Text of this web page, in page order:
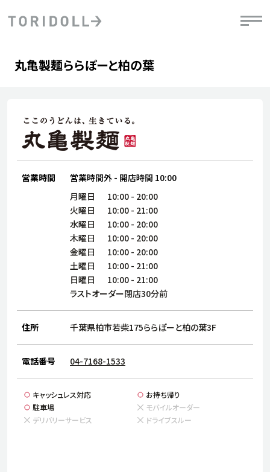
会社情報
株主・投資家情報
サステナビリティ
ブランド
店舗検索
店舗一覧
採用情報
よくある質問・お問い合わせ
日本語 English 简体中文
PRニュース
中長期経営計画
デジタルトランス
フォーメーション戦略
DXビジョン2028
ライブラリ
粟田社長が語る
トリドールのサステナビリティ
ステークホルダーとの
丸亀製麺ららぽーと柏の葉
営業時間 営業時間外 - 開店時間 10:00
月曜日 10:00 - 20:00
火曜日
10:00 - 21:00
水曜日
10:00 - 20:00
木曜日
10:00 - 20:00
金曜日
10:00 - 20:00
土曜日
10:00 - 21:00
日曜日
10:00 - 21:00
ラストオーダー閉店30分前
住所 千葉県柏市若柴175ららぽーと柏の葉3F
電話番号 04-7168-1533
キャッシュレス対応
お持ち帰り
駐車場
モバイルオーダー
デリバリーサービス
ドライブスルー